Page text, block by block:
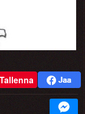
Tallenna